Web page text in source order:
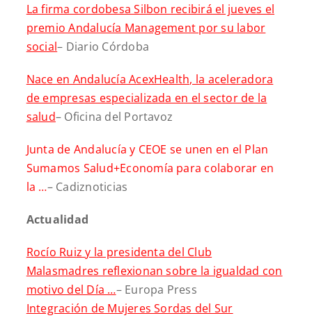
La firma cordobesa Silbon recibirá el jueves el
premio Andalucía Management por su labor
social– Diario Córdoba
Nace en Andalucía AcexHealth, la aceleradora
de empresas especializada en el sector de la
salud– Oficina del Portavoz
Junta de Andalucía y CEOE se unen en el Plan
Sumamos Salud+Economía para colaborar en
la …– Cadiznoticias
Actualidad
Rocío Ruiz y la presidenta del Club
Malasmadres reflexionan sobre la igualdad con
motivo del Día …– Europa Press
Integración de Mujeres Sordas del Sur